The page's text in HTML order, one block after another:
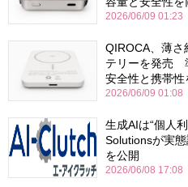
2026/06/09 01:23
QIROCA、薄さ
テリーを発売
安全性と携帯性
2026/06/09 01:08
生成AIは“個人
Solutionsが実態
を公開
2026/06/08 17:08